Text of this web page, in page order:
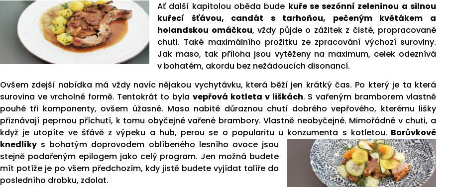
Ať další kapitolou oběda bude kuře se sezónní zeleninou a silnou
kuřecí šťávou, candát s tarhoňou, pečeným květákem a
holandskou omáčkou, vždy půjde o zážitek z čisté, propracované
chuti. Také maximálního prožitku ze zpracování výchozí suroviny.
Jak maso, tak příloha jsou vytěženy na maximum, celek odeznívá
v bohatém, akordu bez nežádoucích disonancí.
Ovšem zdejší nabídka má vždy navíc nějakou vychytávku, která běží jen krátký čas. Po který je ta která
surovina ve vrcholné formě. Tentokrát to byla vepřová kotleta v liškách. S vařeným bramborem vlastně
pouhé tři komponenty, ovšem úžasné. Maso nabité důraznou chutí dobrého vepřového, kterému lišky
přiznávají peprnou příchutí, k tomu obyčejné vařené brambory. Vlastně neobyčejné. Mimořádné v chuti, a
když je utopíte ve šťávě z výpeku a hub, perou se o popularitu u konzumenta s kotletou. Borůvkové
knedlíky s bohatým doprovodem oblíbeného lesního ovoce jsou
stejně podařeným epilogem jako celý program. Jen možná budete
mít potíže je po všem předchozím, kdy jistě budete vyjídat talíře do
posledního drobku, zdolat.